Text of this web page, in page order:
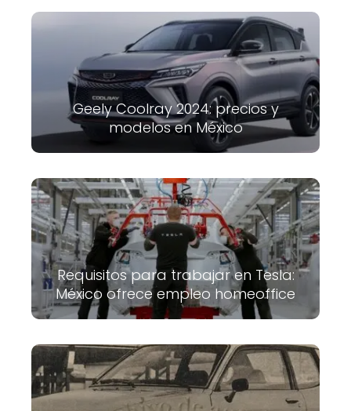
Geely Coolray 2024: precios y
modelos en México
Requisitos para trabajar en Tesla:
México ofrece empleo homeoffice